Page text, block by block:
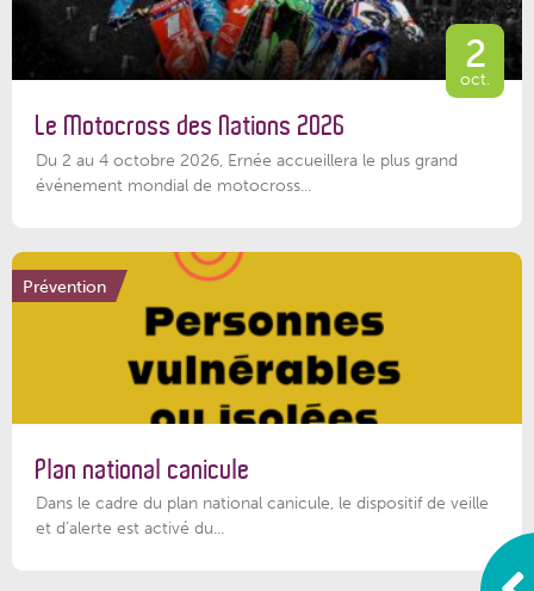
2
oct.
Le Motocross des Nations 2026
Du 2 au 4 octobre 2026, Ernée accueillera le plus grand
événement mondial de motocross...
Prévention
Plan national canicule
Dans le cadre du plan national canicule, le dispositif de veille
et d’alerte est activé du...